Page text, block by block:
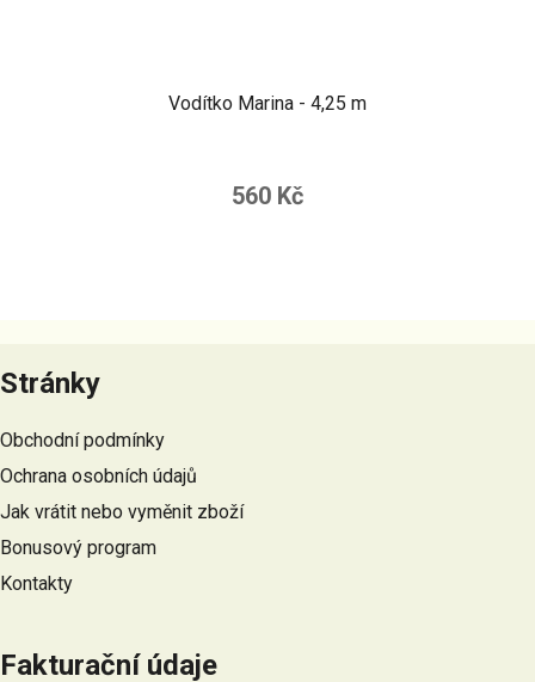
Vodítko Marina - 4,25 m
560 Kč
á
p
a
t
í
Stránky
Obchodní podmínky
Ochrana osobních údajů
Jak vrátit nebo vyměnit zboží
Bonusový program
Kontakty
Fakturační údaje